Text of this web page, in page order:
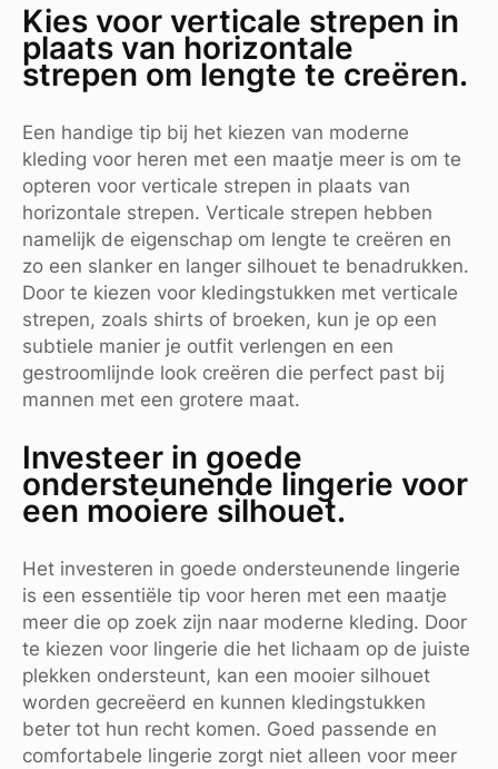
Kies voor verticale strepen in
plaats van horizontale
strepen om lengte te creëren.
Een handige tip bij het kiezen van moderne
kleding voor heren met een maatje meer is om te
opteren voor verticale strepen in plaats van
horizontale strepen. Verticale strepen hebben
namelijk de eigenschap om lengte te creëren en
zo een slanker en langer silhouet te benadrukken.
Door te kiezen voor kledingstukken met verticale
strepen, zoals shirts of broeken, kun je op een
subtiele manier je outfit verlengen en een
gestroomlijnde look creëren die perfect past bij
mannen met een grotere maat.
Investeer in goede
ondersteunende lingerie voor
een mooiere silhouet.
Het investeren in goede ondersteunende lingerie
is een essentiële tip voor heren met een maatje
meer die op zoek zijn naar moderne kleding. Door
te kiezen voor lingerie die het lichaam op de juiste
plekken ondersteunt, kan een mooier silhouet
worden gecreëerd en kunnen kledingstukken
beter tot hun recht komen. Goed passende en
comfortabele lingerie zorgt niet alleen voor meer